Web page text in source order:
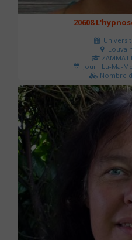
20608
Jour : Lu-Ma-
Nombre